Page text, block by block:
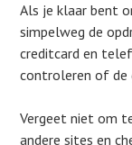
Als je klaar bent
simpelweg de
creditcard en
controleren of de
Vergeet niet om
andere sites en